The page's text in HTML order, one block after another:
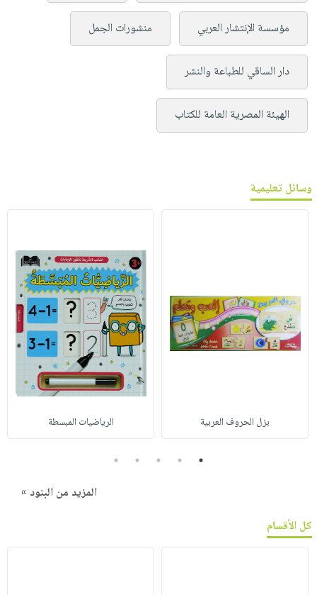
مؤسسة الإنتشار العربي منشورات الجمل
دار الساقي للطباعة والنشر
الهيئة المصرية العامة للكتاب
وسائل تعليمية
بزل الحروف العربية الرياضيات المبسطة
1
2
3
4
5
المزيد من البنود »
كل الأقسام